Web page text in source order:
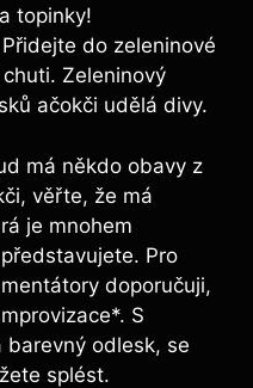
topinky!
Přidejte do zeleninové
Zeleninový
ačokči udělá divy.
má někdo obavy z
věřte, že má
je mnohem
Pro
doporučuji,
S
barevný odlesk, se
splést.